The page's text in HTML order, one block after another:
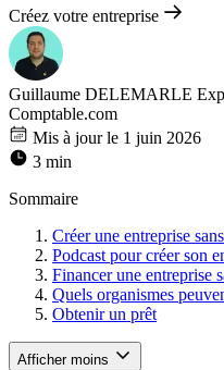
Créez votre entreprise
Guillaume DELEMARLE
Comptable.com
Mis à jour le 1 juin 2026
3 min
Sommaire
Créer une entreprise
Podcast pour créer son
Financer une entreprise
Quels organismes
Obtenir un prêt
Afficher moins